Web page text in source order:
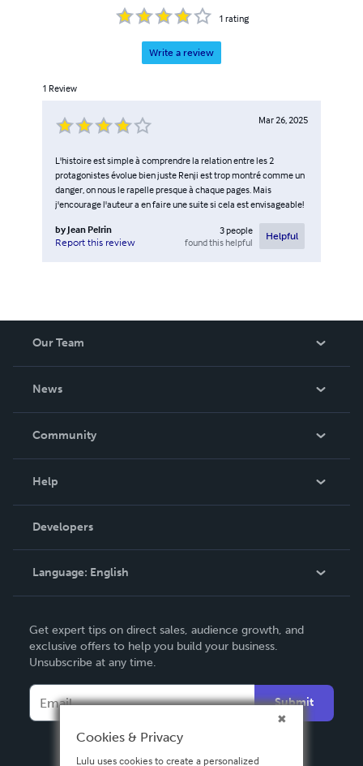
1 rating
Write a review
1 Review
Mar 26, 2025
L'histoire est simple à comprendre la relation entre les 2
protagonistes évolue bien juste Renji est trop montré comme un
danger, on nous le rapelle presque à chaque pages. Mais
j'encourage l'auteur a en faire une suite si cela est envisageable!
by Jean Pelrin
Report this review
3people
found this helpful
Helpful
Our Team
News
In The News
Community
Podcast
Help
Order Lookup
Knowledge Base
Contact Support
Developers
Language: English
Deutsch
Français
Español
Get expert tips on direct sales, audience growth, and
exclusive offers to help you build your business.
Unsubscribe at any time.
Submit
Cookies & Privacy
Lulu uses cookies to create a personalized